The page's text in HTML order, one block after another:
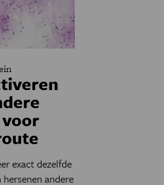
exact dezelfde
andere